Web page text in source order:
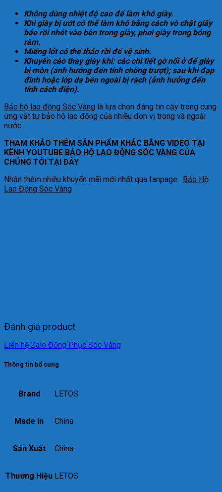
Không dùng nhiệt độ cao để làm khô giày.
Khi giày bị ướt có thể làm khô bằng cách vò chặt giấy
báo rồi nhét vào bên trong giày, phơi giày trong bóng
râm.
Miếng lót có thể tháo rời để vệ sinh.
Khuyến cáo thay giày khi: các chi tiết gờ nổi ở đế giày
bị mòn (ảnh hưởng đến tính chống trượt); sau khi đạp
đinh hoặc lớp da bên ngoài bị rách (ảnh hưởng đến
tính cách điện).
Bảo hộ lao động Sóc Vàng là lựa chọn đáng tin cậy trong cung
ứng vật tư bảo hộ lao động của nhiều đơn vị trong và ngoài
nước .
THAM KHẢO THÊM SẢN PHẨM KHÁC BẰNG VIDEO TẠI
KÊNH YOUTUBE BẢO HỘ LAO ĐỘNG SÓC VÀNG CỦA
CHÚNG TÔI TẠI ĐÂY
Nhận thêm nhiều khuyến mãi mới nhất qua fanpage : Bảo Hộ
Lao Động Sóc Vàng
Đánh giá product
Liên hệ Zalo Đồng Phục Sóc Vàng
Thông tin bổ sung
Brand LETOS
Made in China
Sản Xuất China
Thương Hiệu LETOS